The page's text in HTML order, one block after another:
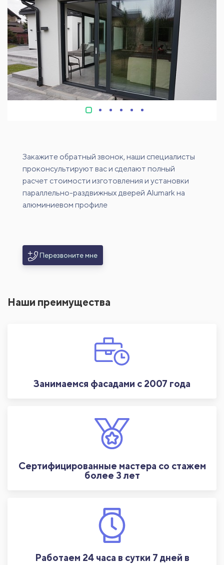
Закажите обратный звонок, наши специалисты
проконсультируют вас и сделают полный
расчет стоимости изготовления и установки
параллельно-раздвижных дверей Alumark на
алюминиевом профиле
Перезвоните мне
Наши преимущества
Занимаемся фасадами с 2007 года
Сертифицированные мастера со стажем
более 3 лет
Работаем 24 часа в сутки 7 дней в